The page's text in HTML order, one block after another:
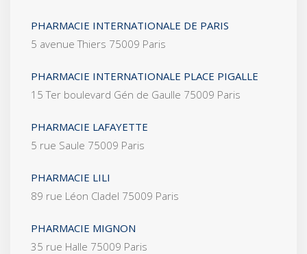
PHARMACIE INTERNATIONALE DE PARIS
5 avenue Thiers 75009 Paris
PHARMACIE INTERNATIONALE PLACE PIGALLE
15 Ter boulevard Gén de Gaulle 75009 Paris
PHARMACIE LAFAYETTE
5 rue Saule 75009 Paris
PHARMACIE LILI
89 rue Léon Cladel 75009 Paris
PHARMACIE MIGNON
35 rue Halle 75009 Paris